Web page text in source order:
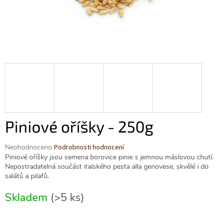
Piniové oříšky - 250g
Průměrné
hodnocení
produktu
je
z
5
Neohodnoceno Podrobnosti hodnocení
Piniové oříšky jsou semena borovice pinie s jemnou máslovou chutí.
Nepostradatelná součást italského pesta alla genovese, skvělé i do
salátů a pilafů.
Skladem (>5 ks)